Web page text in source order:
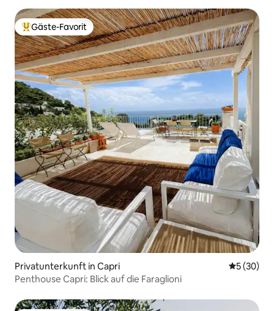
Beliebter Gäste-Favorit.
Gäste-Favorit
Privatunterkunft in Capri
5 (30)
Penthouse Capri: Blick auf die Faraglioni